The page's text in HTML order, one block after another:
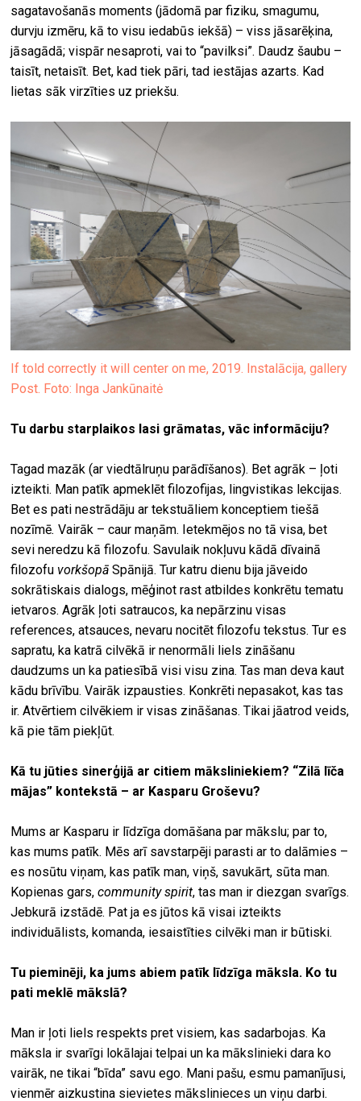
sagatavošanās moments (jādomā par fiziku, smagumu,
durvju izmēru, kā to visu iedabūs iekšā) – viss jāsarēķina,
jāsagādā; vispār nesaproti, vai to “pavilksi”. Daudz šaubu –
taisīt, netaisīt. Bet, kad tiek pāri, tad iestājas azarts. Kad
lietas sāk virzīties uz priekšu.
If told correctly it will center on me, 2019. Instalācija, gallery
Post. Foto: Inga Jankūnaitė
Tu darbu starplaikos lasi grāmatas, vāc informāciju?
Tagad mazāk (ar viedtālruņu parādīšanos). Bet agrāk – ļoti
izteikti. Man patīk apmeklēt filozofijas, lingvistikas lekcijas.
Bet es pati nestrādāju ar tekstuāliem konceptiem tiešā
nozīmē.Vairāk – caur maņām. Ietekmējos no tā visa, bet
sevi neredzu kā filozofu. Savulaik nokļuvu kādā dīvainā
filozofu vorkšopā Spānijā. Tur katru dienu bija jāveido
sokrātiskais dialogs, mēģinot rast atbildes konkrētu tematu
ietvaros. Agrāk ļoti satraucos, ka nepārzinu visas
references, atsauces, nevaru nocitēt filozofu tekstus. Tur es
sapratu, ka katrā cilvēkā ir nenormāli liels zināšanu
daudzums un ka patiesībā visi visu zina. Tas man deva kaut
kādu brīvību. Vairāk izpausties. Konkrēti nepasakot, kas tas
ir. Atvērtiem cilvēkiem ir visas zināšanas. Tikai jāatrod veids,
kā pie tām piekļūt.
Kā tu jūties sinerģijā ar citiem māksliniekiem? “Zilā līča
mājas” kontekstā – ar Kasparu Groševu?
Mums ar Kasparu ir līdzīga domāšana par mākslu; par to,
kas mums patīk. Mēs arī savstarpēji parasti ar to dalāmies –
es nosūtu viņam, kas patīk man, viņš, savukārt, sūta man.
Kopienas gars,community spirit, tas man ir diezgan svarīgs.
Jebkurā izstādē. Pat ja es jūtos kā visai izteikts
individuālists, komanda, iesaistīties cilvēki man ir būtiski.
Tu pieminēji, ka jums abiem patīk līdzīga māksla. Ko tu
pati meklē mākslā?
Man ir ļoti liels respekts pret visiem, kas sadarbojas. Ka
māksla ir svarīgi lokālajai telpai un ka mākslinieki dara ko
vairāk, ne tikai “bīda” savu ego. Mani pašu, esmu pamanījusi,
vienmēr aizkustina sievietes mākslinieces un viņu darbi.